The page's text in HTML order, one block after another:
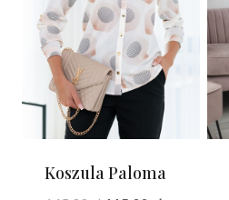
Koszula Paloma